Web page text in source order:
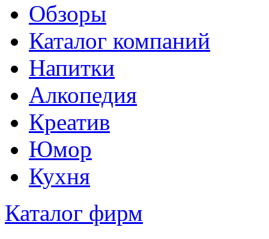
Обзоры
Каталог компаний
Напитки
Алкопедия
Креатив
Юмор
Кухня
Каталог фирм